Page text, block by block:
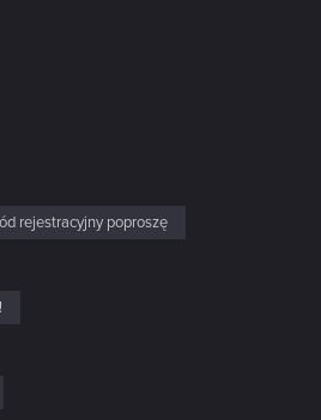
rejestracyjny poproszę